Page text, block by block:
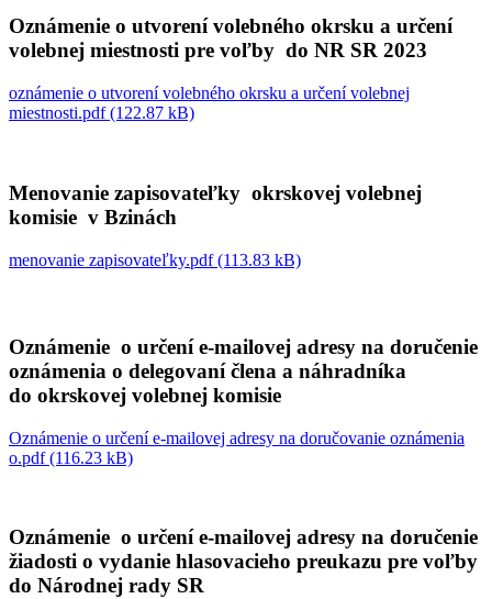
Oznámenie o utvorení volebného okrsku a určení
volebnej miestnosti pre voľby do NR SR 2023
oznámenie o utvorení volebného okrsku a určení volebnej
miestnosti.pdf (122.87 kB)
Menovanie zapisovateľky okrskovej volebnej
komisie v Bzinách
menovanie zapisovateľky.pdf (113.83 kB)
Oznámenie o určení e-mailovej adresy na doručenie
oznámenia o delegovaní člena a náhradníka
do okrskovej volebnej komisie
Oznámenie o určení e-mailovej adresy na doručovanie oznámenia
o.pdf (116.23 kB)
Oznámenie o určení e-mailovej adresy na doručenie
žiadosti o vydanie hlasovacieho preukazu pre voľby
do Národnej rady SR